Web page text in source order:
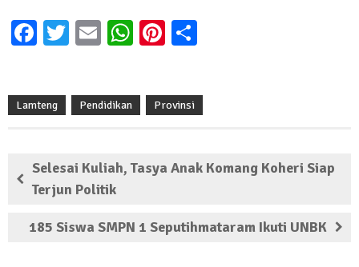
Facebook
Twitter
EmailWhatsApp
Pinterest
Lamteng Pendidikan Provinsi
Selesai Kuliah, Tasya Anak Komang Koheri Siap
Terjun Politik
185 Siswa SMPN 1 Seputihmataram Ikuti UNBK